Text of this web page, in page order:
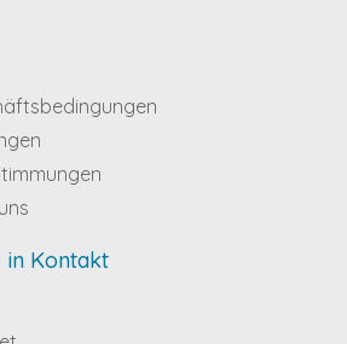
in Kontakt